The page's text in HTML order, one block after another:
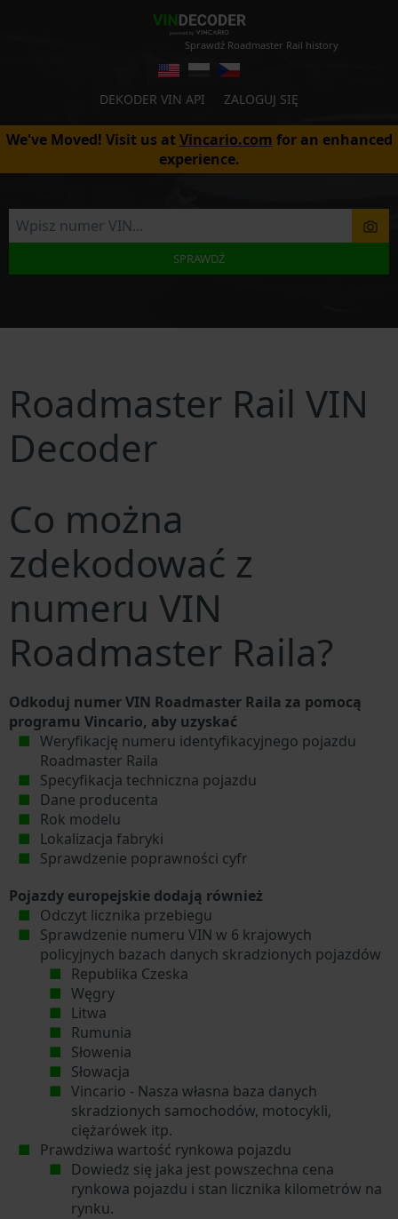
Sprawdź Roadmaster Rail history
DEKODER VIN API ZALOGUJ SIĘ
We've Moved! Visit us atVincario.com for an enhanced
experience.
SPRAWDŹ
Roadmaster Rail VIN
Decoder
Co można
zdekodować z
numeru VIN
Roadmaster Raila?
Odkoduj numer VIN Roadmaster Raila za pomocą
programu Vincario, aby uzyskać
Weryfikację numeru identyfikacyjnego pojazdu
Roadmaster Raila
Specyfikacja techniczna pojazdu
Dane producenta
Rok modelu
Lokalizacja fabryki
Sprawdzenie poprawności cyfr
Pojazdy europejskie dodają również
Odczyt licznika przebiegu
Sprawdzenie numeru VIN w 6 krajowych
policyjnych bazach danych skradzionych pojazdów
Republika Czeska
Węgry
Litwa
Rumunia
Słowenia
Słowacja
Vincario - Nasza własna baza danych
skradzionych samochodów, motocykli,
ciężarówek itp.
Prawdziwa wartość rynkowa pojazdu
Dowiedz się jaka jest powszechna cena
rynkowa pojazdu i stan licznika kilometrów na
rynku.